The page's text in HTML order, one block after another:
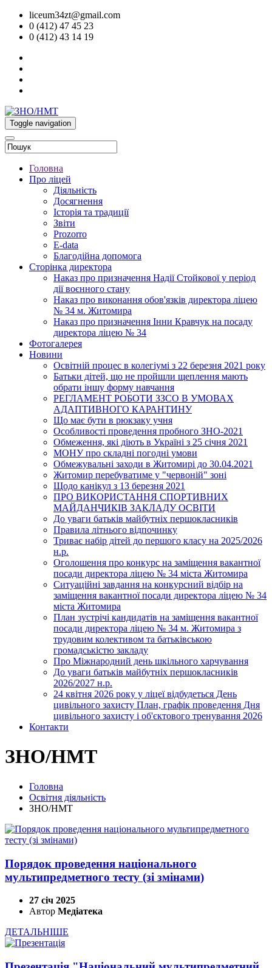
liceum34zt@gmail.com
0 (412) 47 45 23
0 (412) 43 14 19
Toggle navigation
Головна
Про ліцей
Діяльність
Досягнення
Історія та традиції
Звіти
Prozorro
E-data
Благодійна допомога
Сторінка директора
Наказ про призначення Надії Стойкової у період
дії воєнного стану
Наказ про виконання обов'язків директора ліцею
№ 34 м. Житомира
Наказ про призначення Інни Кравчук на посаду
директора ліцею № 34
Фотогалерея
Новини
Освітній процес в колегіумі з 22 березня 2021 року
Батьки дітей, що не пройшли щеплення мають
обрати іншу форму навчання
РЕГЛАМЕНТ РОБОТИ ЗЗСО В УМОВАХ
АДАПТИВНОГО КАРАНТИНУ
Що має бути в рюкзаку учня
Особливості проведення пробного ЗНО-2021
Обмеження, які діють в Україні з 25 січня 2021
МОНУ про складні погодні умови
Обмежувальні заходи в Житомирі до 30.04.2021
Житомир перебуватиме у "червоній" зоні
Щодо канікул з 13 березня 2021
ПРО ВИКОРИСТАННЯ СПОРТИВНИХ
МАЙДАНЧИКІВ ЗАКЛАДУ ОСВІТИ
До уваги батьків майбутніх першокласників
Правила літнього відпочинку
Триває набір дітей до першого класу на 2025/2026
н.р.
Оголошення про конкурс на заміщення вакантної
посади директора ліцею № 34 міста Житомира
Ситуаційні завдання на конкурсний відбір на
заміщення вакантної посади директора ліцею № 34
міста Житомира
План зустрічі кандидатів на заміщення вакантної
посади директора ліцею № 34 м. Житомира з
трудовим колективом та батьківською
громадськістю закладу
Про Міжнародний день шкільного харчування
До уваги батьків майбутніх першокласників
2026/2027 н.р.
24 квітня 2026 року у ліцеї відбудеться День
цивільного захисту План, графік проведення Дня
цивільного захисту і об'єктового тренування 2026
Контакти
ЗНО/НМТ
Головна
Освітня діяльність
ЗНО/НМТ
Порядок проведення національного
мультипредметного тесту (зі змінами)
27 січ 2025
Автор Медіатека
ДЕТАЛЬНІШЕ